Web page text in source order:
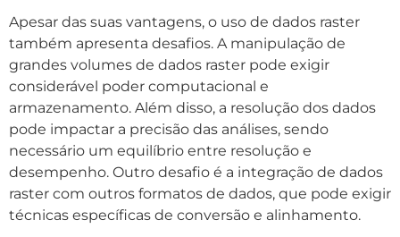
Apesar das suas vantagens, o uso de dados raster
também apresenta desafios. A manipulação de
grandes volumes de dados raster pode exigir
considerável poder computacional e
armazenamento. Além disso, a resolução dos dados
pode impactar a precisão das análises, sendo
necessário um equilíbrio entre resolução e
desempenho. Outro desafio é a integração de dados
raster com outros formatos de dados, que pode exigir
técnicas específicas de conversão e alinhamento.